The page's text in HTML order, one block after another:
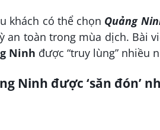
khách có thể chọn Quảng
an toàn trong mùa dịch. Bài
Ninh được “truy lùng” nhiều
Ninh được ‘săn đón’